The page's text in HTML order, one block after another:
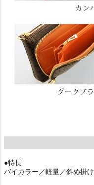
●特長
バイカラー／軽量／斜め掛け